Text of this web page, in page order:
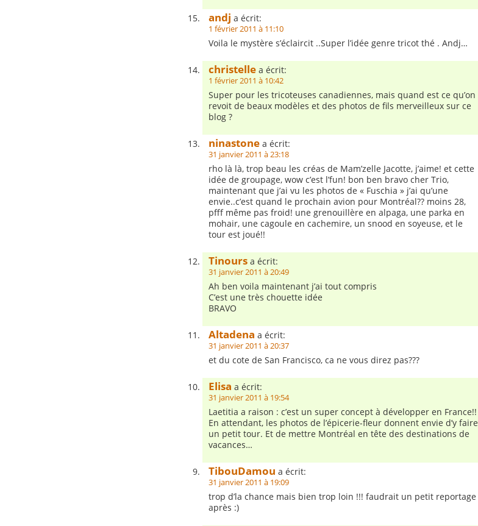
andj a écrit:
1 février 2011 à 11:10
Voila le mystère s’éclaircit ..Super l’idée genre tricot thé . Andj…
christelle a écrit:
1 février 2011 à 10:42
Super pour les tricoteuses canadiennes, mais quand est ce qu’on
revoit de beaux modèles et des photos de fils merveilleux sur ce
blog ?
ninastone a écrit:
31 janvier 2011 à 23:18
rho là là, trop beau les créas de Mam’zelle Jacotte, j’aime! et cette
idée de groupage, wow c’est l’fun! bon ben bravo cher Trio,
maintenant que j’ai vu les photos de « Fuschia » j’ai qu’une
envie..c’est quand le prochain avion pour Montréal?? moins 28,
pfff même pas froid! une grenouillère en alpaga, une parka en
mohair, une cagoule en cachemire, un snood en soyeuse, et le
tour est joué!!
Tinours a écrit:
31 janvier 2011 à 20:49
Ah ben voila maintenant j’ai tout compris
C’est une très chouette idée
BRAVO
Altadena a écrit:
31 janvier 2011 à 20:37
et du cote de San Francisco, ca ne vous direz pas???
Elisa a écrit:
31 janvier 2011 à 19:54
Laetitia a raison : c’est un super concept à développer en France!!
En attendant, les photos de l’épicerie-fleur donnent envie d’y faire
un petit tour. Et de mettre Montréal en tête des destinations de
vacances…
TibouDamou a écrit:
31 janvier 2011 à 19:09
trop d’la chance mais bien trop loin !!! faudrait un petit reportage
après :)